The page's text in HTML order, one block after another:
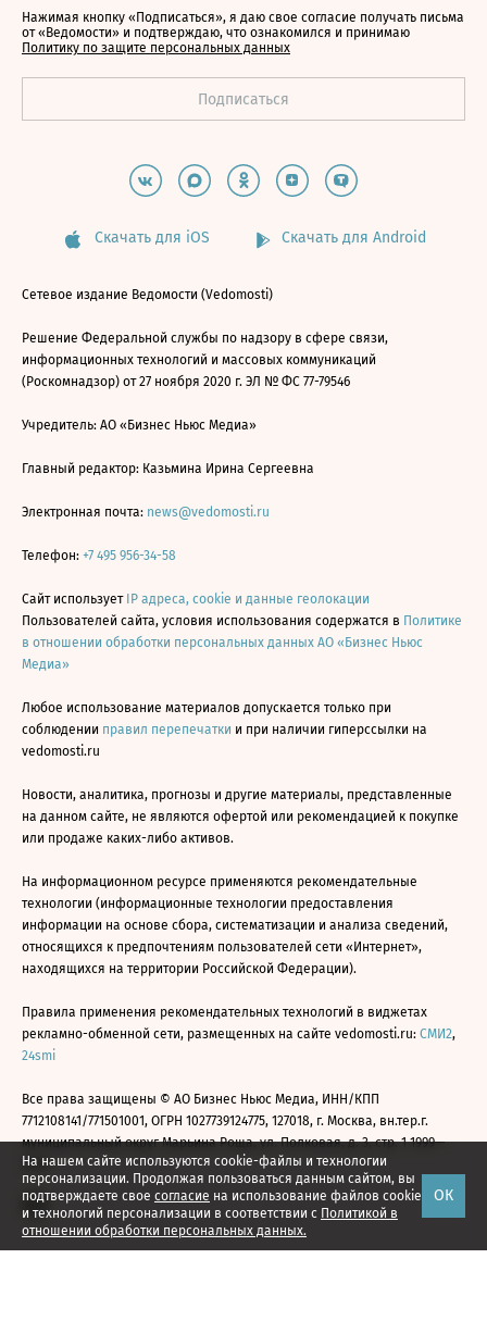
На нашем сайте используются cookie-файлы и технологии
персонализации. Продолжая пользоваться данным сайтом, вы
подтверждаете свое согласие на использование файлов cookie
и технологий персонализации в соответствии с Политикой в
отношении обработки персональных данных.
ОК
Нажимая кнопку «Подписаться», я даю свое согласие получать письма
от «Ведомости» и подтверждаю, что ознакомился и принимаю
Политику по защите персональных данных
Скачать для iOS Скачать для Android
Сетевое издание Ведомости (Vedomosti)
Решение Федеральной службы по надзору в сфере связи,
информационных технологий и массовых коммуникаций
(Роскомнадзор) от 27 ноября 2020 г. ЭЛ № ФС 77-79546
Учредитель: АО «Бизнес Ньюс Медиа»
Главный редактор: Казьмина Ирина Сергеевна
Электронная почта: news@vedomosti.ru
Телефон: +7 495 956-34-58
Сайт использует IP адреса, cookie и данные геолокации
Пользователей сайта, условия использования содержатся в Политике
в отношении обработки персональных данных АО «Бизнес Ньюс
Медиа»
Любое использование материалов допускается только при
соблюдении правил перепечатки и при наличии гиперссылки на
vedomosti.ru
Новости, аналитика, прогнозы и другие материалы, представленные
на данном сайте, не являются офертой или рекомендацией к покупке
или продаже каких-либо активов.
На информационном ресурсе применяются рекомендательные
технологии (информационные технологии предоставления
информации на основе сбора, систематизации и анализа сведений,
относящихся к предпочтениям пользователей сети «Интернет»,
находящихся на территории Российской Федерации).
Правила применения рекомендательных технологий в виджетах
рекламно-обменной сети, размещенных на сайте vedomosti.ru: СМИ2,
24smi
Все права защищены © АО Бизнес Ньюс Медиа, ИНН/КПП
7712108141/771501001, ОГРН 1027739124775, 127018, г. Москва, вн.тер.г.
муниципальный округ Марьина Роща, ул. Полковая, д. 3, стр. 1 1999—
2026